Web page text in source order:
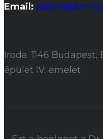
Email:
Iroda: 1146
épület IV. emelet